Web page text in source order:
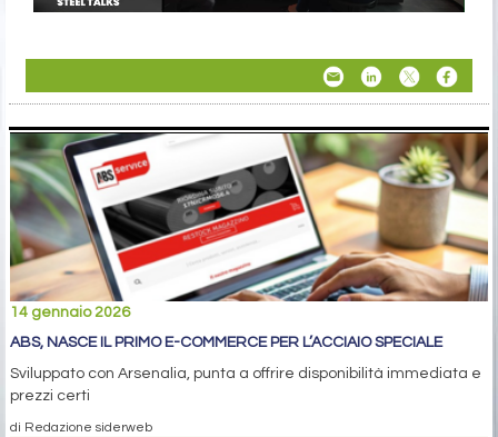
14 gennaio 2026
ABS, NASCE IL PRIMO E-COMMERCE PER L’ACCIAIO SPECIALE
Sviluppato con Arsenalia, punta a offrire disponibilità immediata e
prezzi certi
di Redazione siderweb